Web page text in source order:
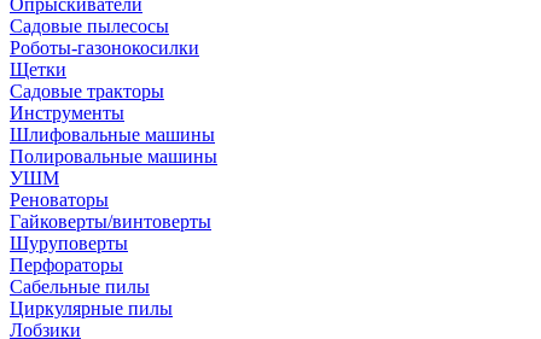
Опрыскиватели
Садовые пылесосы
Роботы-газонокосилки
Щетки
Садовые тракторы
Инструменты
Шлифовальные машины
Полировальные машины
УШМ
Реноваторы
Гайковерты/винтоверты
Шуруповерты
Перфораторы
Сабельные пилы
Циркулярные пилы
Лобзики